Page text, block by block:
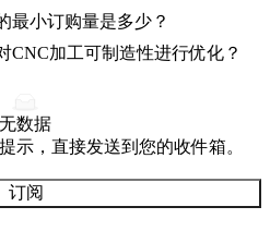
最小订购量是多少？
CNC加工可制造性进行优化？
无数据
示，直接发送到您的收件箱。
订阅